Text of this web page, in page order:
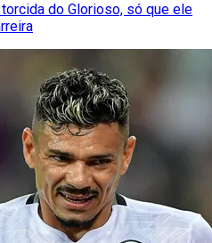
do Glorioso, só que ele